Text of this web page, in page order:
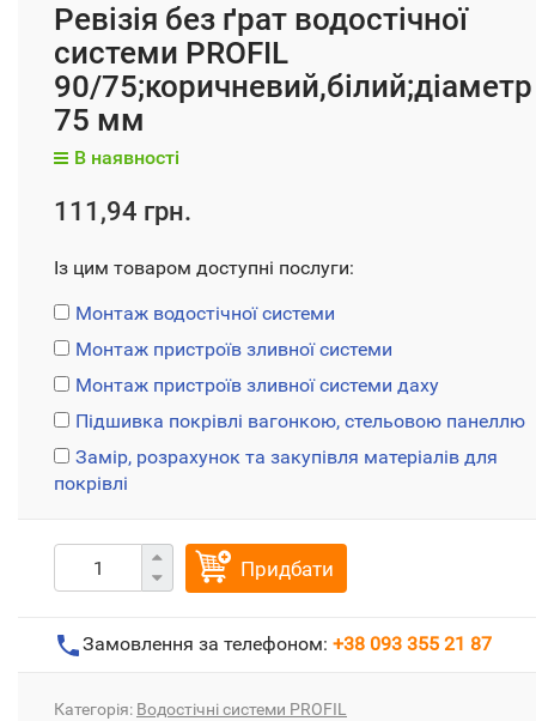
Ревізія без ґрат водостічної
системи PROFIL
90/75;коричневий,білий;діаметр
75 мм
В наявності
111,94 грн.
Із цим товаром доступні послуги:
Монтаж водостічної системи
Монтаж пристроїв зливної системи
Монтаж пристроїв зливної системи даху
Підшивка покрівлі вагонкою, стельовою панеллю
Замір, розрахунок та закупівля матеріалів для
покрівлі
Придбати
Замовлення за телефоном: +38 093 355 21 87
Категорія: Водостічні системи PROFIL